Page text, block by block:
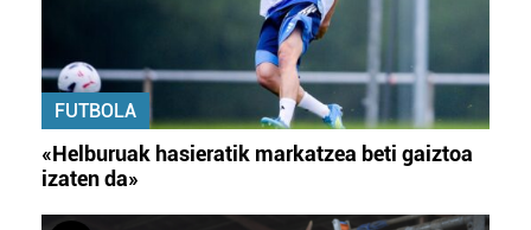
FUTBOLA
«Helburuak hasieratik markatzea beti gaiztoa
izaten da»